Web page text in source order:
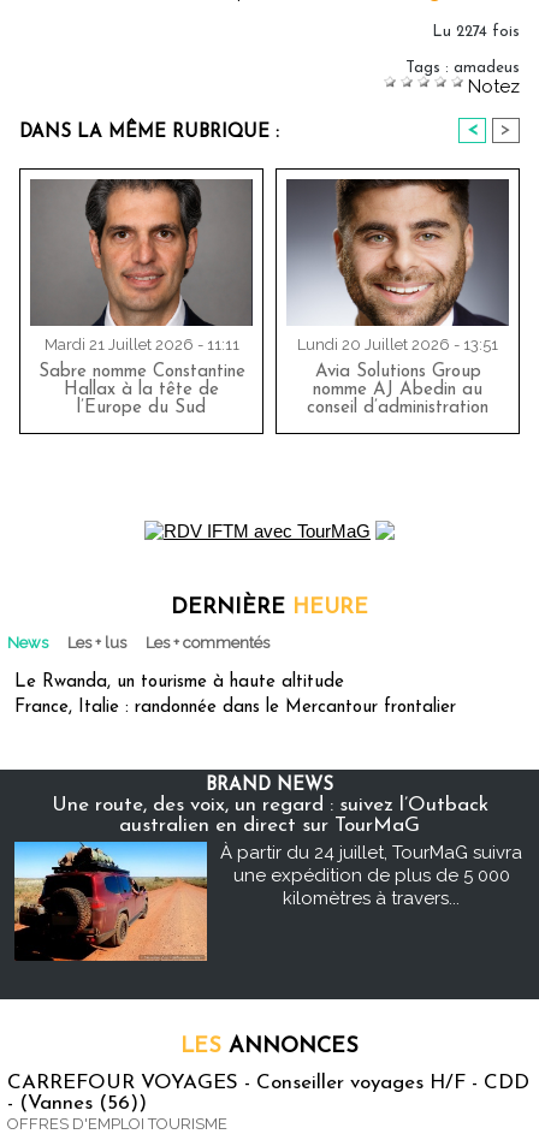
Lu 2274 fois
Tags : amadeus
Notez
DANS LA MÊME RUBRIQUE : < >
Mardi 21 Juillet 2026 - 11:11
Sabre nomme Constantine
Hallax à la tête de
l’Europe du Sud
Lundi 20 Juillet 2026 - 13:51
Avia Solutions Group
nomme AJ Abedin au
conseil d’administration
DERNIÈRE HEURE
News Les + lus Les + commentés
Le Rwanda, un tourisme à haute altitude
France, Italie : randonnée dans le Mercantour frontalier
BRAND NEWS
Une route, des voix, un regard : suivez l’Outback
australien en direct sur TourMaG
À partir du 24 juillet, TourMaG suivra
une expédition de plus de 5 000
kilomètres à travers...
LES ANNONCES
CARREFOUR VOYAGES - Conseiller voyages H/F - CDD
- (Vannes (56))
OFFRES D'EMPLOI TOURISME